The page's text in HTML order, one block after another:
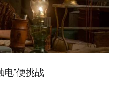
电”便挑战